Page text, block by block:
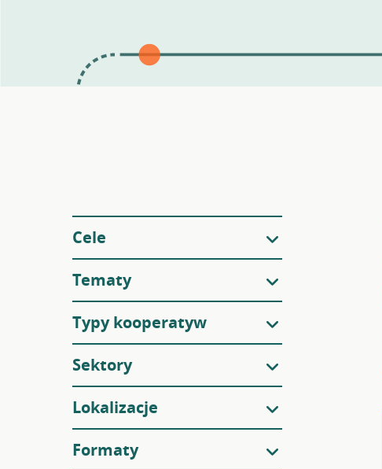
Filtry
Cele
Tematy
Typy kooperatyw
Sektory
Lokalizacje
Formaty